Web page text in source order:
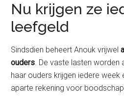
Nu krijgen ze
leefgeld
Sindsdien beheert Anouk vrijwel
ouders. De vaste lasten worden
haar ouders krijgen iedere
aparte rekening voor